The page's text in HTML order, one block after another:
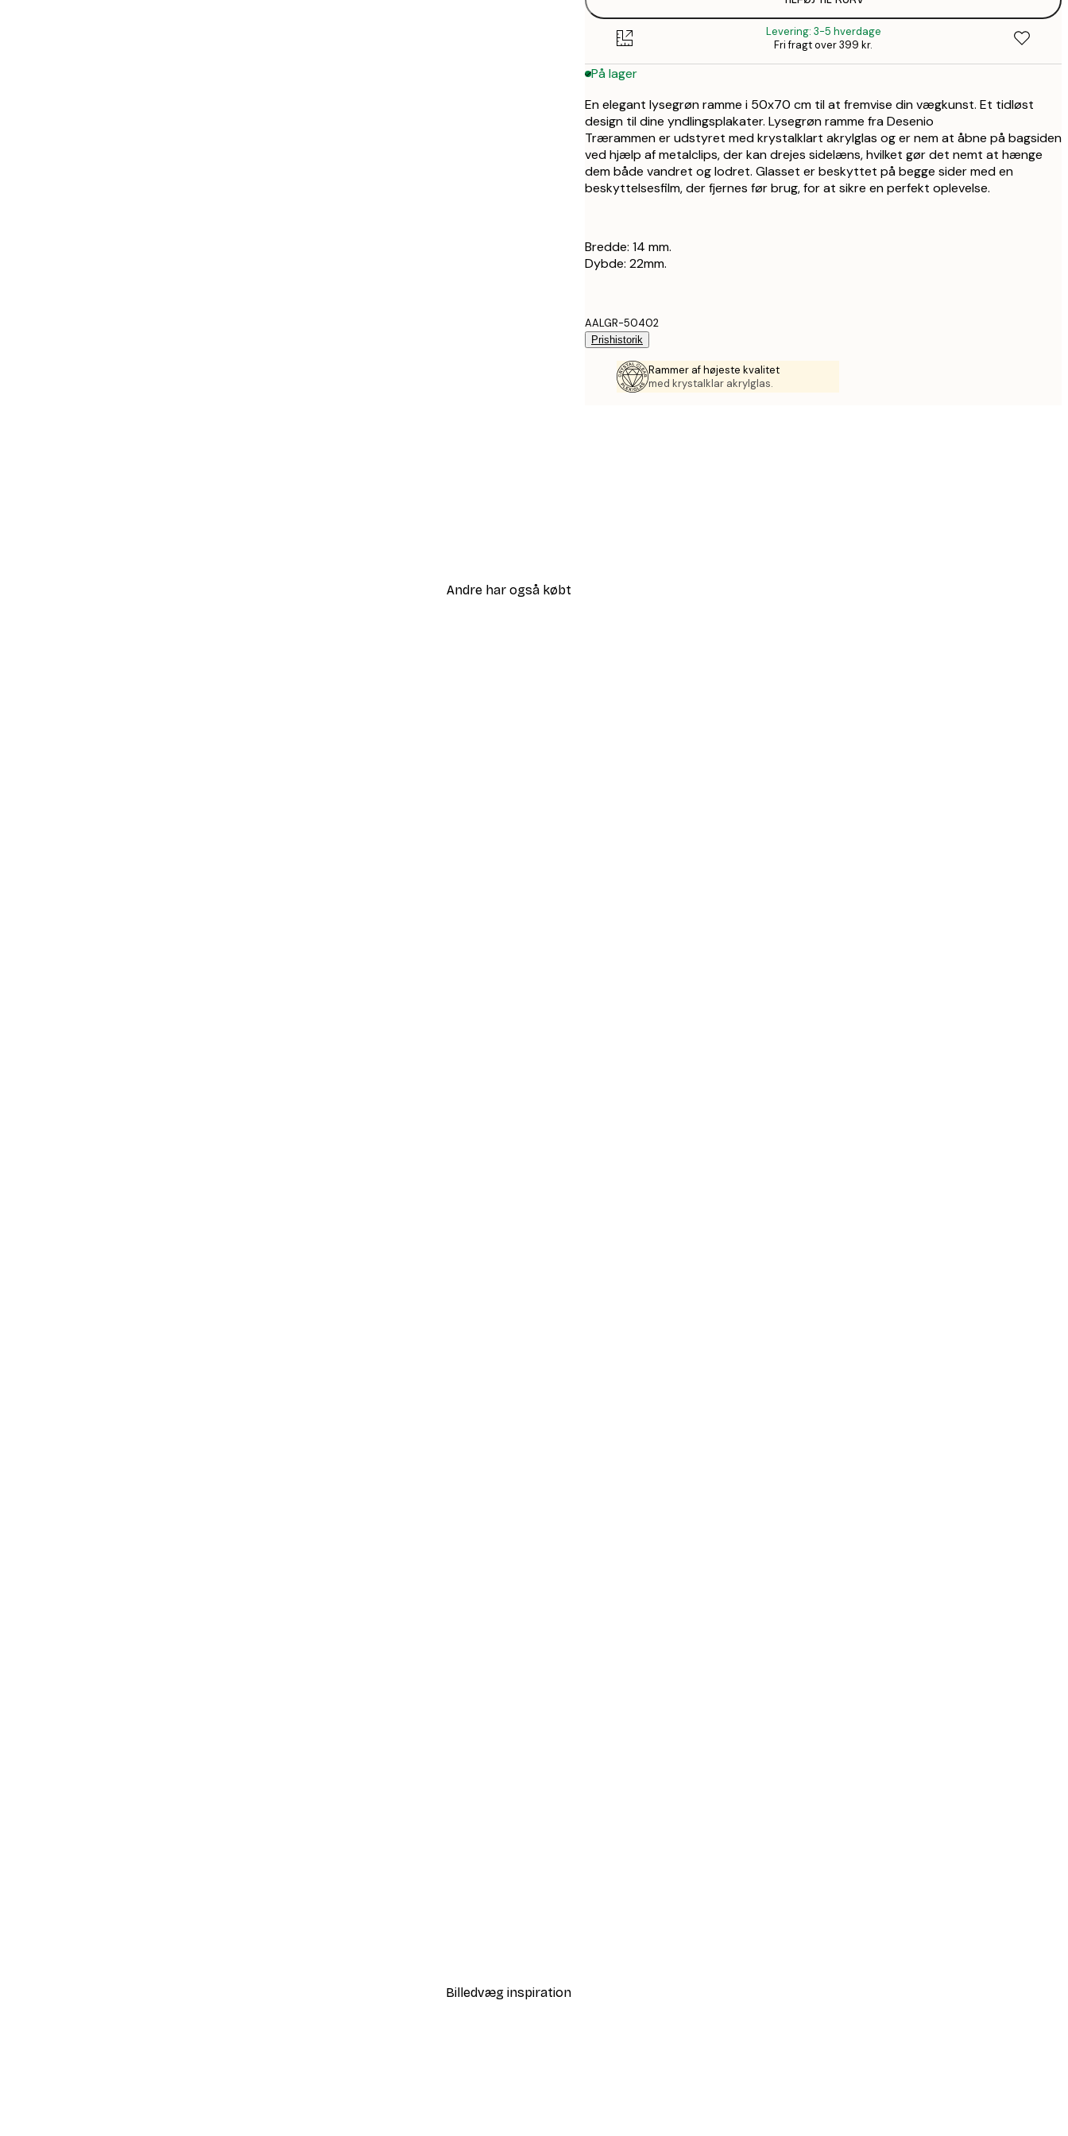
Levering: 3-5 hverdage
Fri fragt over 399 kr.
På lager
En elegant lysegrøn ramme i 50x70 cm til at fremvise din vægkunst. Et tidløst
design til dine yndlingsplakater. Lysegrøn ramme fra Desenio
Trærammen er udstyret med krystalklart akrylglas og er nem at åbne på bagsiden
ved hjælp af metalclips, der kan drejes sidelæns, hvilket gør det nemt at hænge
dem både vandret og lodret. Glasset er beskyttet på begge sider med en
beskyttelsesfilm, der fjernes før brug, for at sikre en perfekt oplevelse.
Bredde: 14 mm.
Dybde: 22mm.
AALGR-50402
Prishistorik
Rammer af højeste kvalitet
med krystalklar akrylglas.
Andre har også købt
Billedvæg inspiration